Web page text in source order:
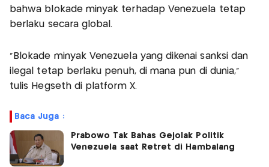
bahwa blokade minyak terhadap Venezuela tetap
berlaku secara global.
“Blokade minyak Venezuela yang dikenai sanksi dan
ilegal tetap berlaku penuh, di mana pun di dunia,”
tulis Hegseth di platform X.
Baca Juga :
Prabowo Tak Bahas Gejolak Politik
Venezuela saat Retret di Hambalang